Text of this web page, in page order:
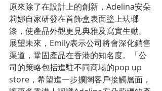
原來除了在設計上的創新，Adelina安朵
莉娜自家研發在首飾盒表面塗上珐瑯
漆，使產品外觀更見典雅及寫實生動。
展望未來，Emily表示公司將會深化銷售
渠道，鞏固產品在香港的知名度。「公
司的策略包括進駐不同商場的pop up
store，希望進一步擴闊客戶接觸層面，